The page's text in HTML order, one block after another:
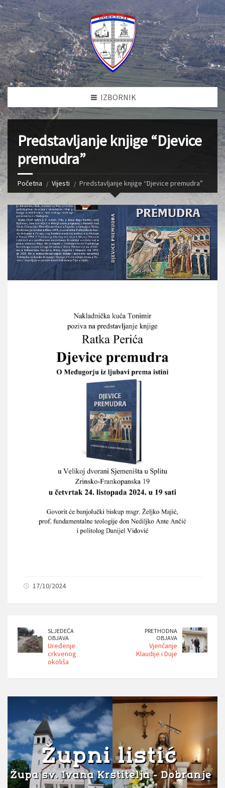
IZBORNIK
Predstavljanje knjige “Djevice
premudra”
Početna Vijesti Predstavljanje knjige “Djevice premudra”
17/10/2024
SLJEDEĆA
OBJAVA
Uređenje
crkvenog
okoliša
PRETHODNA
OBJAVA
Vjenčanje
Klaudije i Duje